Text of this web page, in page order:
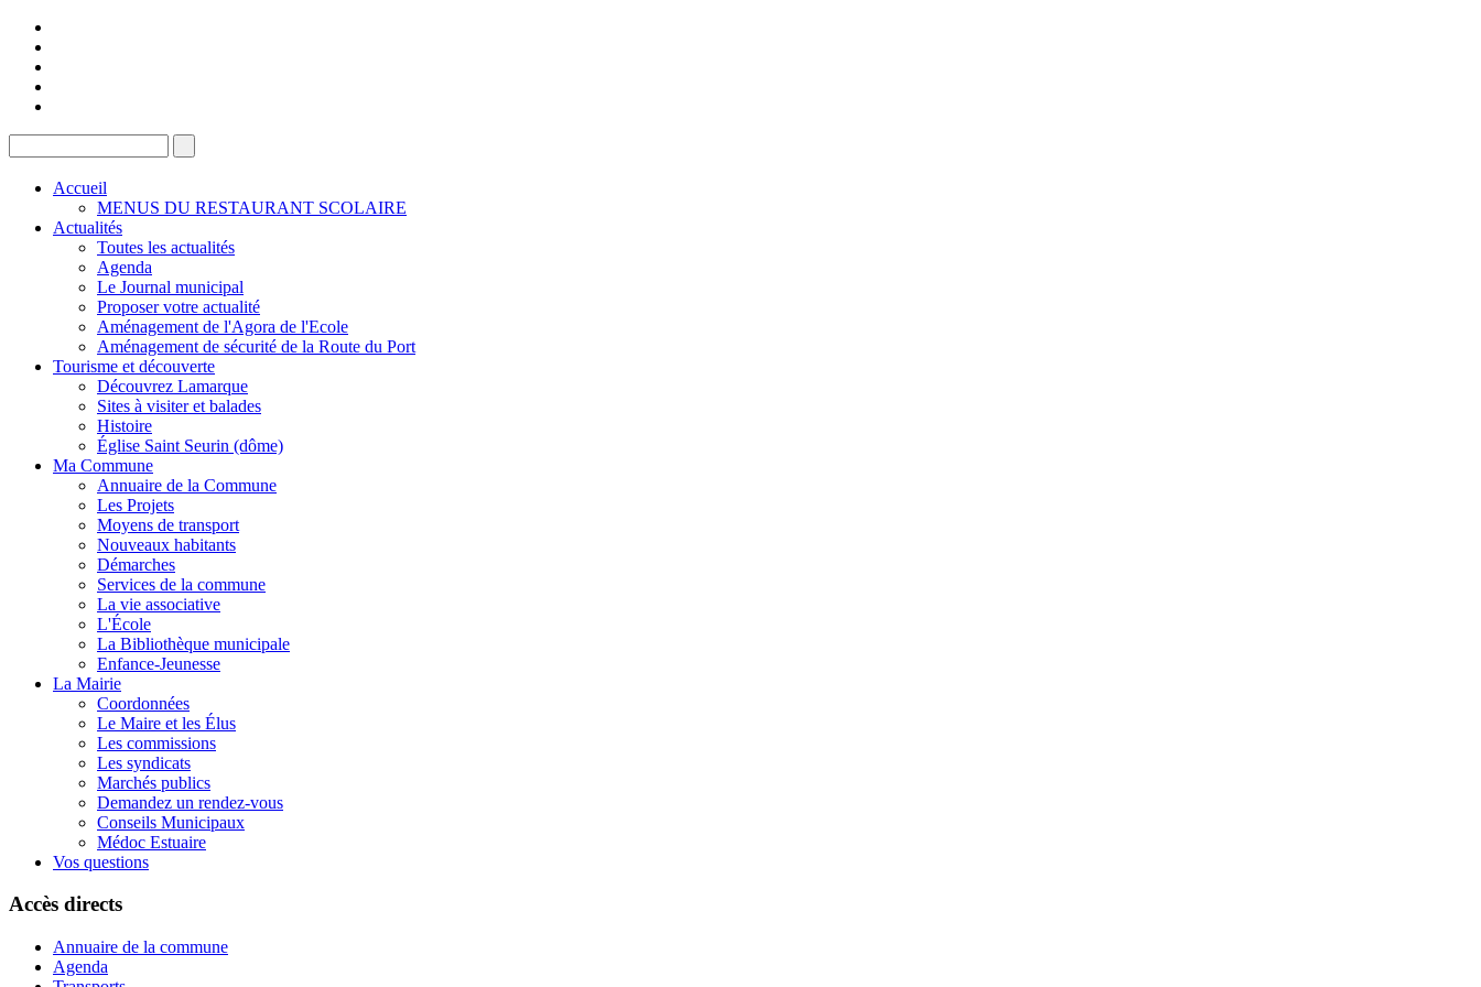
Accueil
MENUS DU RESTAURANT SCOLAIRE
Actualités
Toutes les actualités
Agenda
Le Journal municipal
Proposer votre actualité
Aménagement de l'Agora de l'Ecole
Aménagement de sécurité de la Route du Port
Tourisme et découverte
Découvrez Lamarque
Sites à visiter et balades
Histoire
Église Saint Seurin (dôme)
Ma Commune
Annuaire de la Commune
Les Projets
Moyens de transport
Nouveaux habitants
Démarches
Services de la commune
La vie associative
L'École
La Bibliothèque municipale
Enfance-Jeunesse
La Mairie
Coordonnées
Le Maire et les Élus
Les commissions
Les syndicats
Marchés publics
Demandez un rendez-vous
Conseils Municipaux
Médoc Estuaire
Vos questions
Accès directs
Annuaire de la commune
Agenda